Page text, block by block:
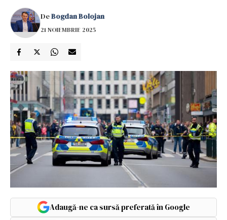
DeBogdan Bolojan
21 NOIEMBRIE 2025
Adaugă-ne ca sursă preferată în Google